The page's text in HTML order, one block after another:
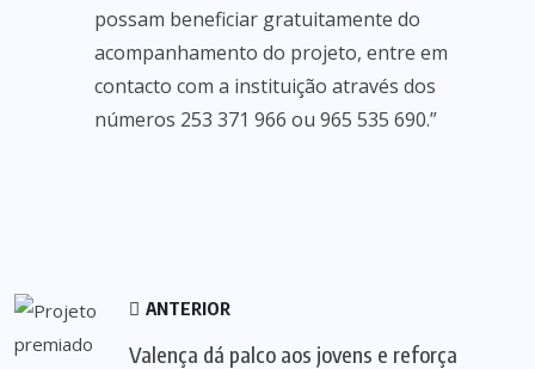
possam beneficiar gratuitamente do
acompanhamento do projeto, entre em
contacto com a instituição através dos
números 253 371 966 ou 965 535 690.”
ANTERIOR
Valença dá palco aos jovens e reforça